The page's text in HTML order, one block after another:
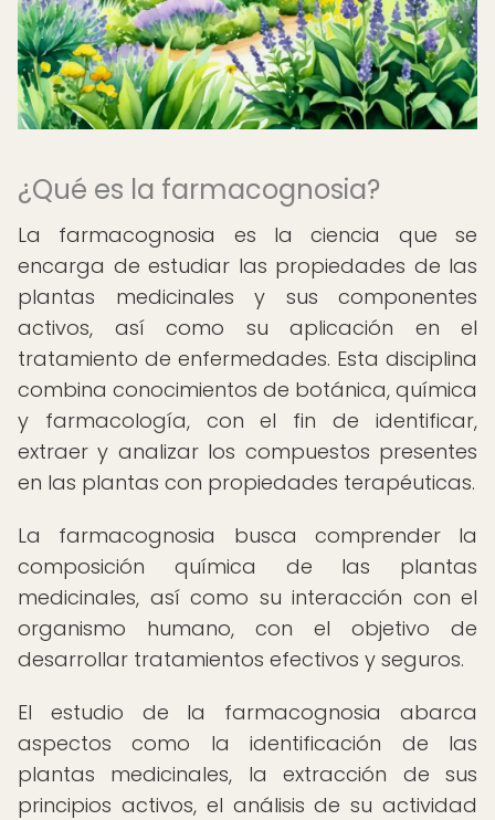
¿Qué es la farmacognosia?
La farmacognosia es la ciencia que se
encarga de estudiar las propiedades de las
plantas medicinales y sus componentes
activos, así como su aplicación en el
tratamiento de enfermedades. Esta disciplina
combina conocimientos de botánica, química
y farmacología, con el fin de identificar,
extraer y analizar los compuestos presentes
en las plantas con propiedades terapéuticas.
La farmacognosia busca comprender la
composición química de las plantas
medicinales, así como su interacción con el
organismo humano, con el objetivo de
desarrollar tratamientos efectivos y seguros.
El estudio de la farmacognosia abarca
aspectos como la identificación de las
plantas medicinales, la extracción de sus
principios activos, el análisis de su actividad